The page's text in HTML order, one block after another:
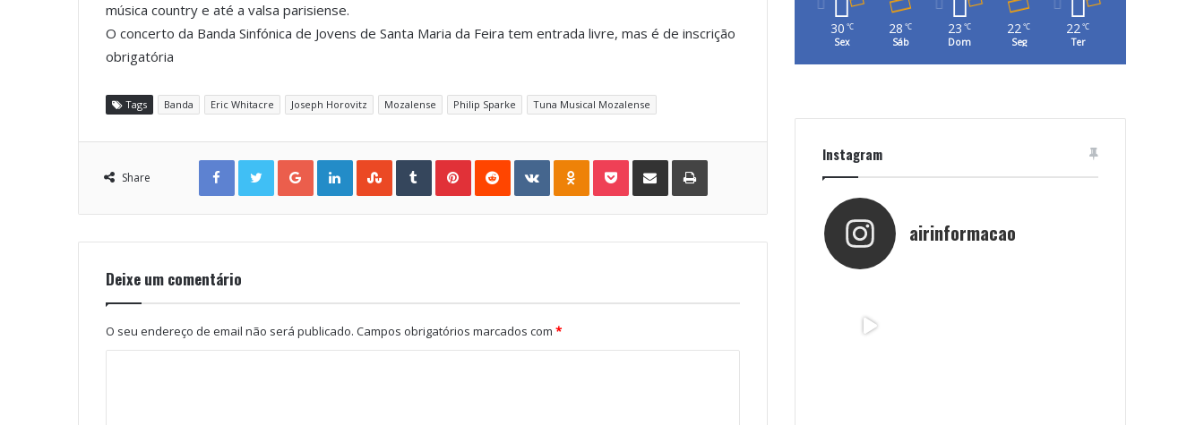
música country e até a valsa parisiense.
O concerto da Banda Sinfónica de Jovens de Santa Maria da Feira tem entrada livre, mas é de inscrição
obrigatória
Tags Banda Eric Whitacre Joseph Horovitz Mozalense Philip Sparke Tuna Musical Mozalense
Share
Facebook Twitter Google+ LinkedIn StumbleUpon Tumblr Pinterest Reddit VKontakte Odnoklassniki Pocket Share via Email Print
Deixe um comentário
O seu endereço de email não será publicado. Campos obrigatórios marcados com *
30 ℃
Sex
28 ℃
Sáb
23 ℃
Dom
22℃
Seg
22℃
Ter
Instagram
airinformacao